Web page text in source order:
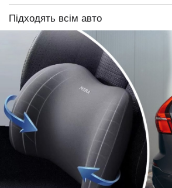
Підходять всім авто